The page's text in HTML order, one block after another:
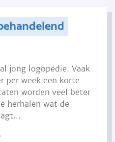
jong logopedie. Vaak
per week een korte
worden veel beter
herhalen wat de